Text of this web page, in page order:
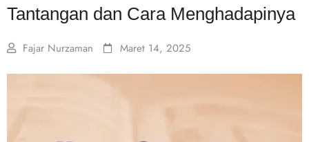
Tantangan dan Cara Menghadapinya
Fajar Nurzaman Maret 14, 2025